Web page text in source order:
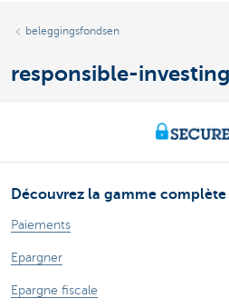
beleggingsfondsen
responsible-investing
Découvrez la gamme complète
Paiements
Epargner
Epargne fiscale